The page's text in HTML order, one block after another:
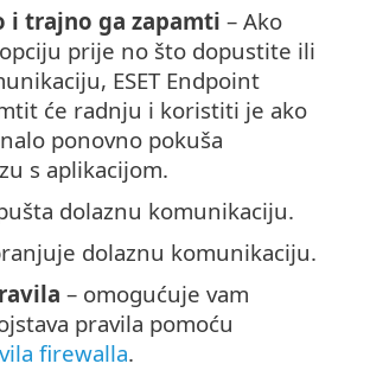
i trajno ga zapamti – Ako
prije no što dopustite ili
ESET Endpoint
će radnju i koristiti je ako
ponovno pokuša
s aplikacijom.
dolaznu komunikaciju.
dolaznu komunikaciju.
– omogućuje vam
pravila pomoću
firewalla.